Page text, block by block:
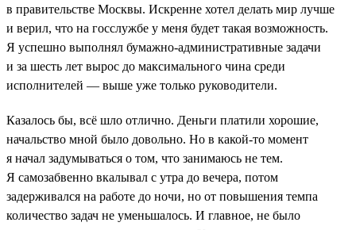
в правительстве Москвы. Искренне хотел делать мир лучше
и верил, что на госслужбе у меня будет такая возможность.
Я успешно выполнял бумажно-административные задачи
и за шесть лет вырос до максимального чина среди
исполнителей — выше уже только руководители.
Казалось бы, всё шло отлично. Деньги платили хорошие,
начальство мной было довольно. Но в какой-то момент
я начал задумываться о том, что занимаюсь не тем.
Я самозабвенно вкалывал с утра до вечера, потом
задерживался на работе до ночи, но от повышения темпа
количество задач не уменьшалось. И главное, не было